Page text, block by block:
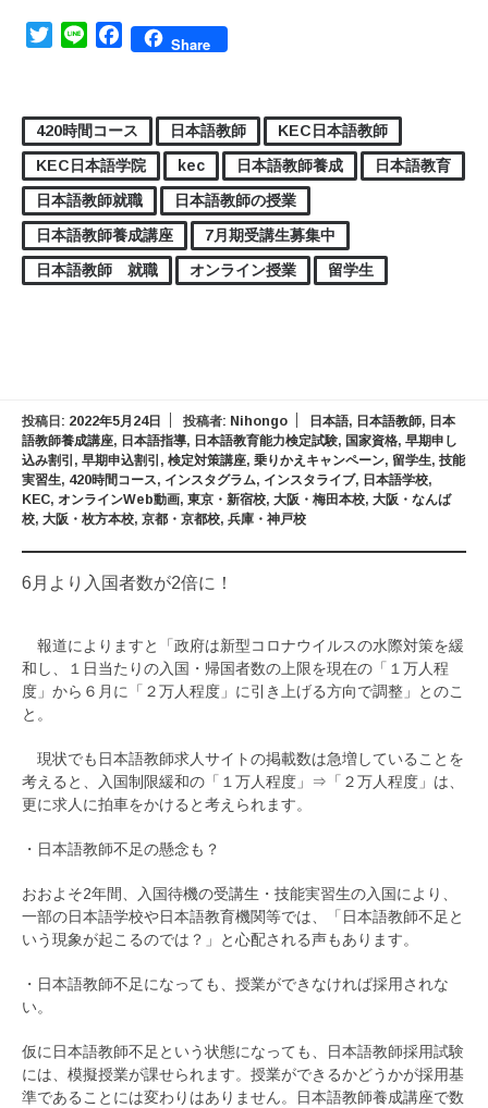
TwitterLine FacebookShare
420時間コース 日本語教師
KEC日本語教師
KEC日本語学院
kec 日本語教師養成
日本語教育
日本語教師就職
日本語教師の授業
日本語教師養成講座
7月期受講生募集中
日本語教師 就職
オンライン授業 留学生
投稿日: 2022年5月24日 投稿者: Nihongo 日本語, 日本語教師, 日本
語教師養成講座, 日本語指導, 日本語教育能力検定試験, 国家資格, 早期申し
込み割引 , 早期申込割引 , 検定対策講座, 乗りかえキャンペーン, 留学生, 技能
実習生, 420時間コース, インスタグラム, インスタライブ, 日本語学校,
KEC, オンラインWeb動画, 東京・新宿校, 大阪・梅田本校, 大阪・なんば
校, 大阪・枚方本校, 京都・京都校, 兵庫・神戸校
6月より入国者数が2倍に！
報道によりますと「政府は新型コロナウイルスの水際対策を緩
和し、１日当たりの入国・帰国者数の上限を現在の「１万人程
度」から６月に「２万人程度」に引き上げる方向で調整」とのこ
と。
現状でも日本語教師求人サイトの掲載数は急増していることを
考えると、入国制限緩和の「１万人程度」⇒「２万人程度」は、
更に求人に拍車をかけると考えられます。
・日本語教師不足の懸念も？
おおよそ2年間、入国待機の受講生・技能実習生の入国により、
一部の日本語学校や日本語教育機関等では、「日本語教師不足と
いう現象が起こるのでは？」と心配される声もあります。
・日本語教師不足になっても、授業ができなければ採用されな
い。
仮に日本語教師不足という状態になっても、日本語教師採用試験
には、模擬授業が課せられます。授業ができるかどうかが採用基
準であることには変わりはありません。日本語教師養成講座で数